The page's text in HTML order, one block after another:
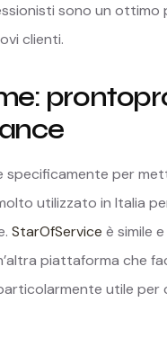
sono un
clienti.
specificamente per
utilizzato in Italia
StarOfService è simile
piattaforma che
utile per